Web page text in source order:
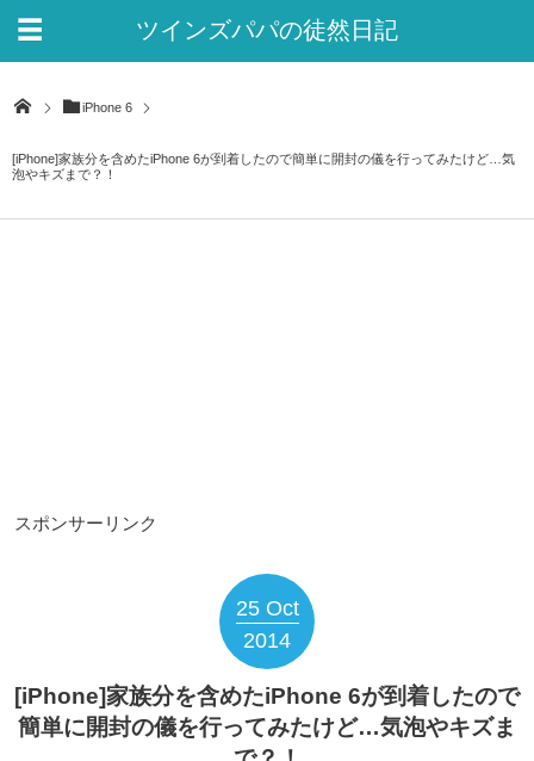
ツインズパパの徒然日記
iPhone 6
[iPhone]家族分を含めたiPhone 6が到着したので簡単に開封の儀を行ってみたけど…気
泡やキズまで？！
スポンサーリンク
25 Oct
2014
[iPhone]家族分を含めたiPhone 6が到着したので
簡単に開封の儀を行ってみたけど…気泡やキズま